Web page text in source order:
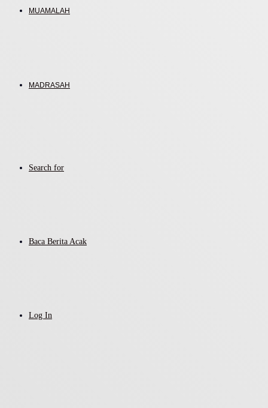
MUAMALAH
MADRASAH
Search for
Baca Berita Acak
Log In